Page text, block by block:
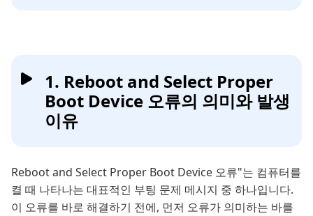
1. Reboot and Select Proper
Boot Device 오류의 의미와 발생
이유
Reboot and Select Proper Boot Device 오류"는 컴퓨터를
켤 때 나타나는 대표적인 부팅 문제 메시지 중 하나입니다.
이 오류를 바로 해결하기 전에, 먼저 오류가 의미하는 바를